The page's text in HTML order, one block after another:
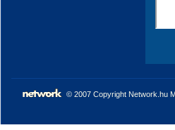
© 2007 Copyright Network.hu